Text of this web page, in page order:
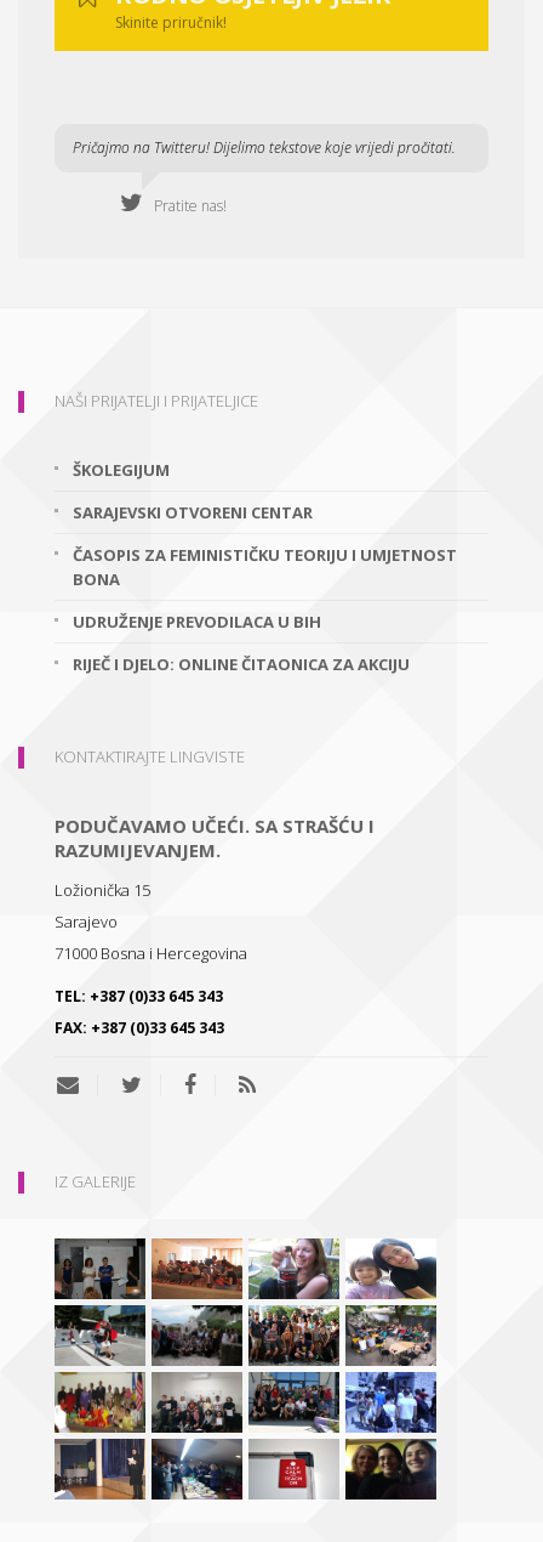
Skinite priručnik!
Pričajmo na Twitteru! Dijelimo tekstove koje vrijedi pročitati.
Pratite nas!
NAŠI PRIJATELJI I PRIJATELJICE
ŠKOLEGIJUM
SARAJEVSKI OTVORENI CENTAR
ČASOPIS ZA FEMINISTIČKU TEORIJU I UMJETNOST
BONA
UDRUŽENJE PREVODILACA U BIH
RIJEČ I DJELO: ONLINE ČITAONICA ZA AKCIJU
KONTAKTIRAJTE LINGVISTE
PODUČAVAMO UČEĆI. SA STRAŠĆU I
RAZUMIJEVANJEM.
Ložionička 15
Sarajevo
71000 Bosna i Hercegovina
TEL: +387 (0)33 645 343
FAX: +387 (0)33 645 343
IZ GALERIJE